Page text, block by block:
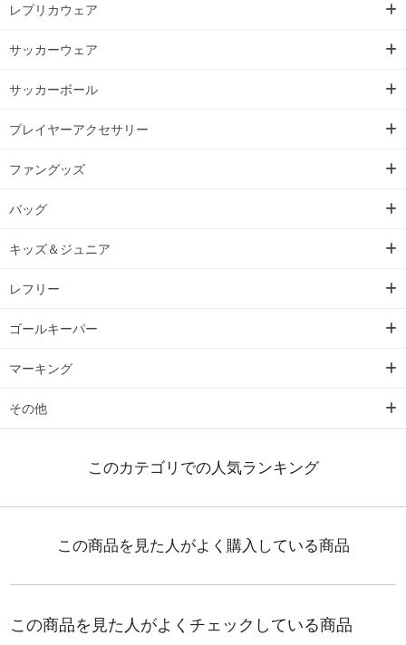
レプリカウェア
サッカーウェア
サッカーボール
プレイヤーアクセサリー
ファングッズ
バッグ
キッズ＆ジュニア
レフリー
ゴールキーパー
マーキング
その他